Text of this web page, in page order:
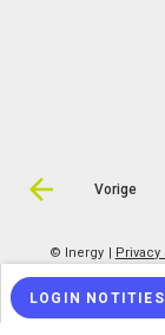
Vorige
© Inergy |
LOGIN